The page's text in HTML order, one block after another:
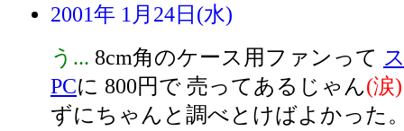
2001年 1月24日(水)
う... 8cm角のケース用ファンって
PCに 800円で 売ってあるじゃん(涙)
ずにちゃんと調べとけばよかった